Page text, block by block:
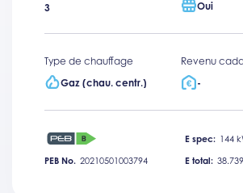
3 Oui
Type de chauffage
Gaz (chau. centr.)
Revenu
-
E spec: 144
PEB No. 20210501003794 E total: